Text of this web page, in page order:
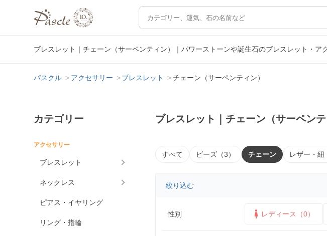
ブレスレット｜チェーン（サーペンティン）｜パワーストーンや誕生石のブレスレット・ア
パスクル アクセサリー ブレスレット チェーン（サーペンティン）
カテゴリー
アクセサリー
ブレスレット
ネックレス
ピアス・イヤリング
リング・指輪
ブレスレット｜チェーン（サーペンテ
すべて ビーズ（3） チェーン レザー・紐
絞り込む
性別 レディース（0）